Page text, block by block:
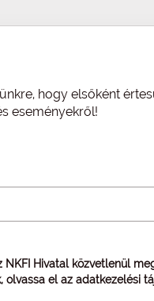
hogy elsőként
eseményekről!
Hivatal közvetlenül
olvassa el az adatkezelési